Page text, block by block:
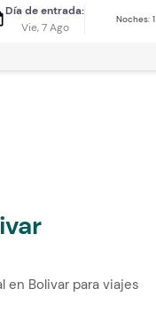
Día de entrada:
Vie, 7 Ago
Noches: 1
en Bolivar para viajes